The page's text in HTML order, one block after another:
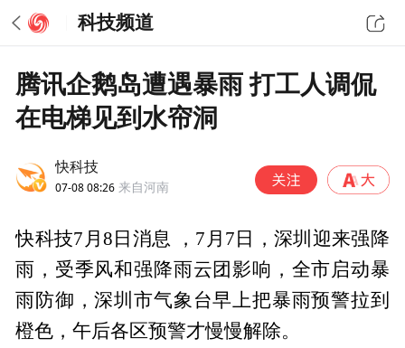
科技频道
腾讯企鹅岛遭遇暴雨 打工人调侃
在电梯见到水帘洞
快科技
07-08 08:26 来自河南
快科技7月8日消息 ，7月7日，深圳迎来强降
雨，受季风和强降雨云团影响，全市启动暴
雨防御，深圳市气象台早上把暴雨预警拉到
橙色，午后各区预警才慢慢解除。